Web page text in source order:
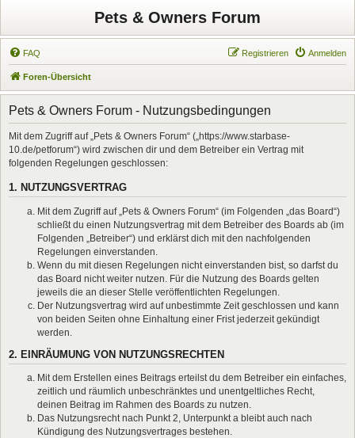
Pets & Owners Forum
FAQ Anmelden
Registrieren
Foren-Übersicht
Pets & Owners Forum - Nutzungsbedingungen
Mit dem Zugriff auf „Pets & Owners Forum“ („https://www.starbase-
10.de/petforum“) wird zwischen dir und dem Betreiber ein Vertrag mit
folgenden Regelungen geschlossen:
1. NUTZUNGSVERTRAG
Mit dem Zugriff auf „Pets & Owners Forum“ (im Folgenden „das Board“)
schließt du einen Nutzungsvertrag mit dem Betreiber des Boards ab (im
Folgenden „Betreiber“) und erklärst dich mit den nachfolgenden
Regelungen einverstanden.
Wenn du mit diesen Regelungen nicht einverstanden bist, so darfst du
das Board nicht weiter nutzen. Für die Nutzung des Boards gelten
jeweils die an dieser Stelle veröffentlichten Regelungen.
Der Nutzungsvertrag wird auf unbestimmte Zeit geschlossen und kann
von beiden Seiten ohne Einhaltung einer Frist jederzeit gekündigt
werden.
2. EINRÄUMUNG VON NUTZUNGSRECHTEN
Mit dem Erstellen eines Beitrags erteilst du dem Betreiber ein einfaches,
zeitlich und räumlich unbeschränktes und unentgeltliches Recht,
deinen Beitrag im Rahmen des Boards zu nutzen.
Das Nutzungsrecht nach Punkt 2, Unterpunkt a bleibt auch nach
Kündigung des Nutzungsvertrages bestehen.